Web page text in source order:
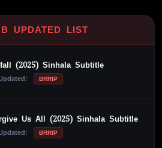
UPDATED LIST
(2025) Sinhala Subtitle
BRRIP
Us All (2025) Sinhala Subtitle
BRRIP